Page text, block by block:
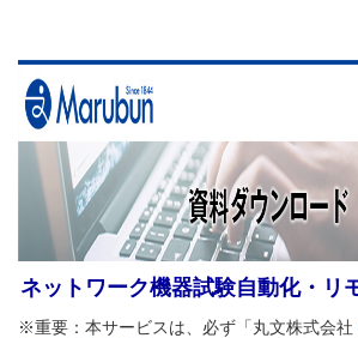
ネットワーク機器試験自動化・リ
※重要：本サービスは、必ず「丸文株式会社